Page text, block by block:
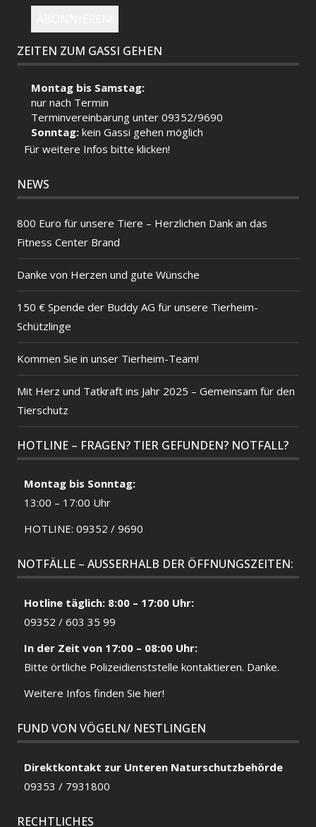
ZEITEN ZUM GASSI GEHEN
Montag bis Samstag:
nur nach Termin
Terminvereinbarung unter 09352/9690
Sonntag:kein Gassi gehen möglich
Für weitere Infos bitte klicken!
NEWS
800 Euro für unsere Tiere – Herzlichen Dank an das
Fitness Center Brand
Danke von Herzen und gute Wünsche
150 € Spende der Buddy AG für unsere Tierheim-
Schützlinge
Kommen Sie in unser Tierheim-Team!
Mit Herz und Tatkraft ins Jahr 2025 – Gemeinsam für den
Tierschutz
HOTLINE – FRAGEN? TIER GEFUNDEN? NOTFALL?
Montag bis Sonntag:
13:00 – 17:00 Uhr
HOTLINE: 09352 / 9690
NOTFÄLLE – AUSSERHALB DER ÖFFNUNGSZEITEN:
Hotline täglich: 8:00 – 17:00 Uhr:
09352 / 603 35 99
In der Zeit von 17:00 – 08:00 Uhr:
Bitte örtliche Polizeidienststelle kontaktieren. Danke.
Weitere Infos finden Sie hier!
FUND VON VÖGELN/ NESTLINGEN
Direktkontakt zur Unteren Naturschutzbehörde
09353 / 7931800
RECHTLICHES